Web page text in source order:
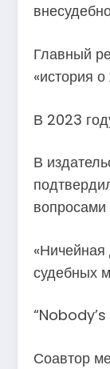
Главный
«история
В 2023
В
судебных
“Nobody’s
Соавтор